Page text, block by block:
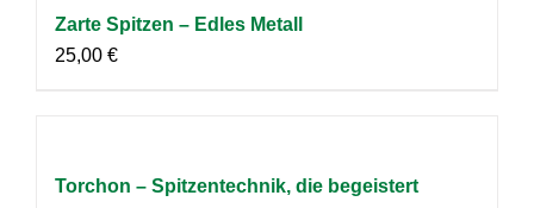
Zarte Spitzen – Edles Metall
25,00 €
Torchon – Spitzentechnik, die begeistert